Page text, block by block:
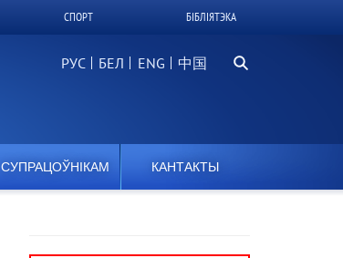
СПОРТ БІБЛІЯТЭКА
РУС БЕЛ 中国 Пошук
СУПРАЦОЎНІКАМ КАНТАКТЫ